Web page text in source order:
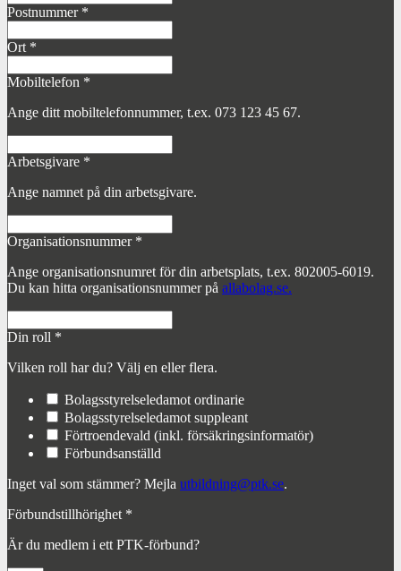
Postnummer *
Ort *
Mobiltelefon *
Ange ditt mobiltelefonnummer, t.ex. 073 123 45 67.
Arbetsgivare *
Ange namnet på din arbetsgivare.
Organisationsnummer *
Ange organisationsnumret för din arbetsplats, t.ex. 802005-6019.
Du kan hitta organisationsnummer på allabolag.se.
Din roll *
Vilken roll har du? Välj en eller flera.
Bolagsstyrelseledamot ordinarie
Bolagsstyrelseledamot suppleant
Förtroendevald (inkl. försäkringsinformatör)
Förbundsanställd
Inget val som stämmer? Mejla utbildning@ptk.se.
Förbundstillhörighet *
Är du medlem i ett PTK-förbund?